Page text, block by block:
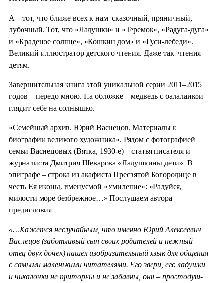
А – тот, что ближе всех к нам: сказочный, пряничный,
лубочный. Тот, что «Ладушки» и «Теремок», «Радуга-дуга»
и «Краденое солнце», «Кошкин дом» и «Гуси-лебеди».
Великий иллюстратор детского чтения. Даже так: чтения –
детям.
Завершительная книга этой уникальной серии 2011–2015
годов – передо мною. На обложке – медведь с балалайкой
глядит себе на солнышко.
«Семейный архив. Юрий Васнецов. Материалы к
биографии великого художника». Рядом с фотографией
семьи Васнецовых (Вятка, 1930-е) – статья писателя и
журналиста Дмитрия Шеварова «Ладушкины дети». В
эпиграфе – строка из акафиста Пресвятой Богородице в
честь Ея иконы, именуемой «Умиление»: «Радуйся,
милости море безбрежное…» Послушаем автора
предисловия.
«…Кажется неслу­чайным, что именно Юрий Алексеевич
Васнецов (заботливый сын своих роди­телей и нежный
отец двух дочек) нашел изобразительный язык для общения
с самыми маленькими читателями. Его звери, его ладушки
и чикалочки не при­торны и не забавны, они – простодуш­